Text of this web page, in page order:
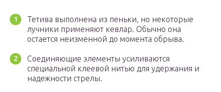
Тетива выполнена из пеньки, но некоторые
лучники применяют кевлар. Обычно она
остается неизменной до момента обрыва.
Соединяющие элементы усиливаются
специальной клеевой нитью для удержания и
надежности стрелы.